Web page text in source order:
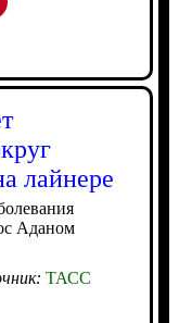
лайнере
Аданом
ТАСС